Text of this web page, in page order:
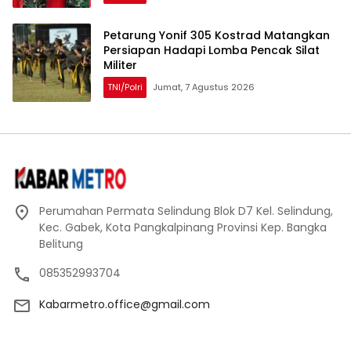
Petarung Yonif 305 Kostrad Matangkan
Persiapan Hadapi Lomba Pencak Silat
Militer
TNI/Polri Jumat, 7 Agustus 2026
Perumahan Permata Selindung Blok D7 Kel. Selindung,
Kec. Gabek, Kota Pangkalpinang Provinsi Kep. Bangka
Belitung
085352993704
Kabarmetro.office@gmail.com